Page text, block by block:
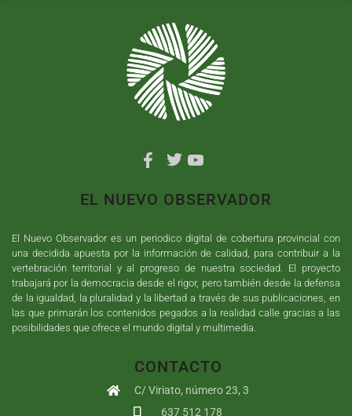
EL NUEVO OBSERVADOR
El Nuevo Observador es un periodico digital de cobertura provincial con
una decidida apuesta por la información de calidad, para contribuir a la
vertebración territorial y al progreso de nuestra sociedad. El proyecto
trabajará por la democracia desde el rigor, pero también desde la defensa
de la igualdad, la pluralidad y la libertad a través de sus publicaciones, en
las que primarán los contenidos pegados a la realidad calle gracias a las
posibilidades que ofrece el mundo digital y multimedia.
CONTACTO
C/ Viriato, número 23, 3
637 512 178